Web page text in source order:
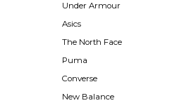
Under Armour
Asics
The North Face
Puma
Converse
New Balance